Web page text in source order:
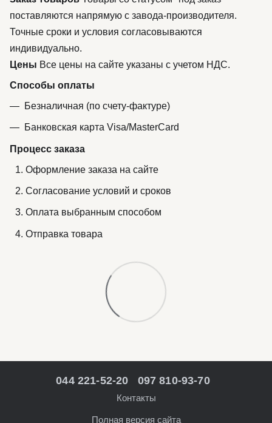
поставляются напрямую с завода-производителя.
Точные сроки и условия согласовываются
индивидуально.
Цены Все цены на сайте указаны с учетом НДС.
Способы оплаты
Безналичная (по счету-фактуре)
Банковская карта Visa/MasterCard
Процесс заказа
Оформление заказа на сайте
Согласование условий и сроков
Оплата выбранным способом
Отправка товара
044 221-52-20 097 810-93-70
Контакты
Полная версия сайта